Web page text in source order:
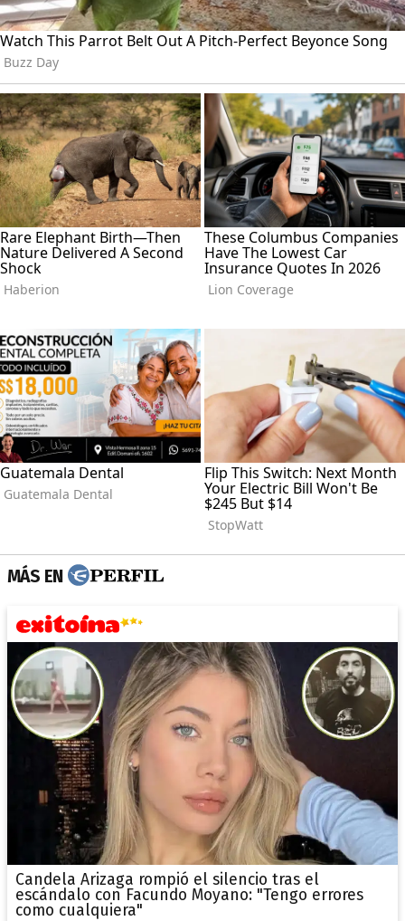
MÁS EN
Candela Arizaga rompió el silencio tras el
escándalo con Facundo Moyano: "Tengo errores
como cualquiera"